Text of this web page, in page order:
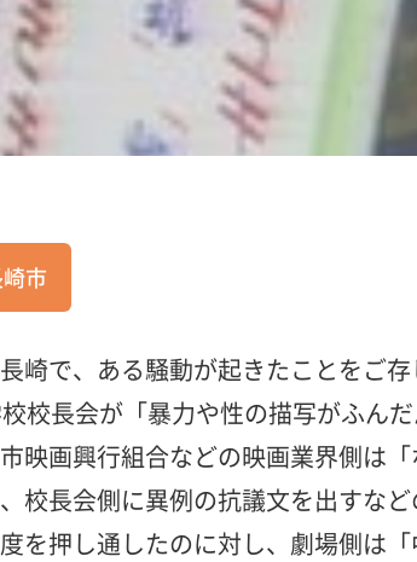
市
で、ある騒動が起きたことをご
校長会が「暴力や性の描写がふん
映画興行組合などの映画業界側は
校長会側に異例の抗議文を出すな
を押し通したのに対し、劇場側は